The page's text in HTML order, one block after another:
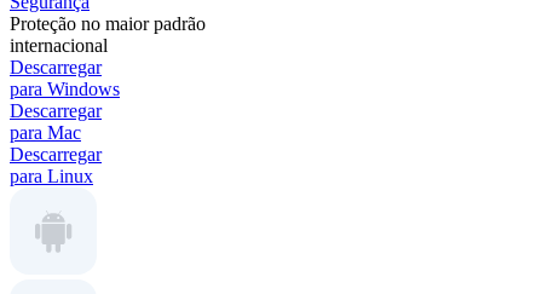
Proteção no maior padrão
internacional
Descarregar
para Windows
Descarregar
para Mac
Descarregar
para Linux